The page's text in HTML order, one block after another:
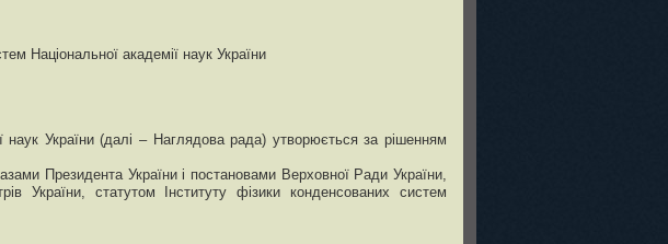
Національної академії наук України
наук України (далі – Наглядова рада) утворюється за рішенням
Президента України і постановами Верховної Ради України,
України, статутом Інституту фізики конденсованих систем